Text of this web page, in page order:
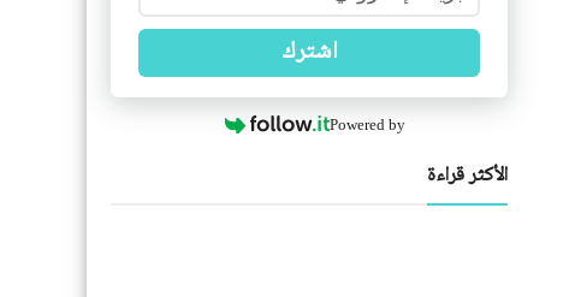
اشترك
Powered by
الأكثر قراءة